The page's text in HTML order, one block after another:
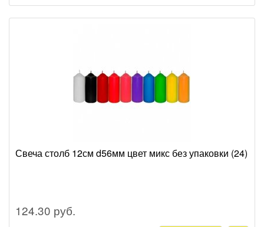
Свеча столб 12см d56мм цвет микс без упаковки (24)
124.30 руб.